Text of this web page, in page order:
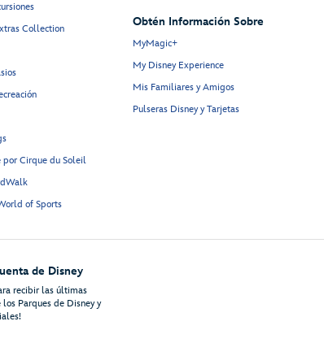
Collection
por Cirque du Soleil
of Sports
Obtén Información Sobre
MyMagic+
My Disney Experience
Mis Familiares y Amigos
Pulseras Disney y Tarjetas
de Disney
recibir las últimas
Parques de Disney y